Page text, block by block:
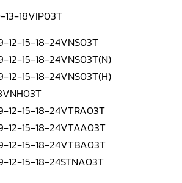
13-18VIP03T
12-15-18-24VNS03T
12-15-18-24VNS03T(N)
12-15-18-24VNS03T(H)
12-15-18-24VTRA03T
12-15-18-24VTAA03T
12-15-18-24VTBA03T
12-15-18-24STNA03T